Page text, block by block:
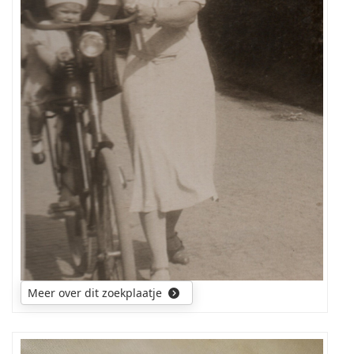
plaats
is
me
nog
steeds
niet
duidelijk.
Meer over dit zoekplaatje